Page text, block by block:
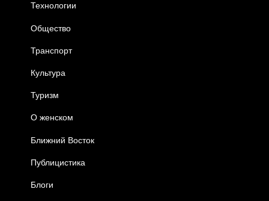
Технологии
Общество
Транспорт
Культура
Туризм
О женском
Ближний Восток
Публицистика
Блоги